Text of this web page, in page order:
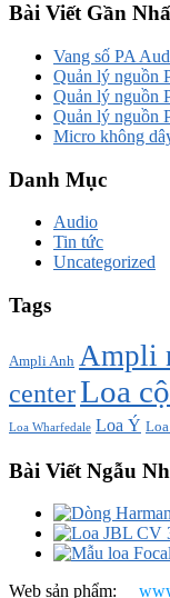
Bài Viết Gần
Vang số PA
Quản lý nguồn
Quản lý nguồn
Quản lý nguồn
Micro không
Danh Mục
Audio
Tin tức
Uncategorized
Tags
Ampli Anh Ampli
centerLoa
Loa Wharfedale Loa Ý
Bài Viết Ngẫu
Web sản phẩm: